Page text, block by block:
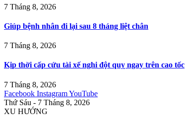
7 Tháng 8, 2026
Giúp bệnh nhân đi lại sau 8 tháng liệt chân
7 Tháng 8, 2026
Kịp thời cấp cứu tài xế nghi đột quỵ ngay trên cao tốc
7 Tháng 8, 2026
Facebook InstagramYouTube
Thứ Sáu - 7 Tháng 8, 2026
XU HƯỚNG